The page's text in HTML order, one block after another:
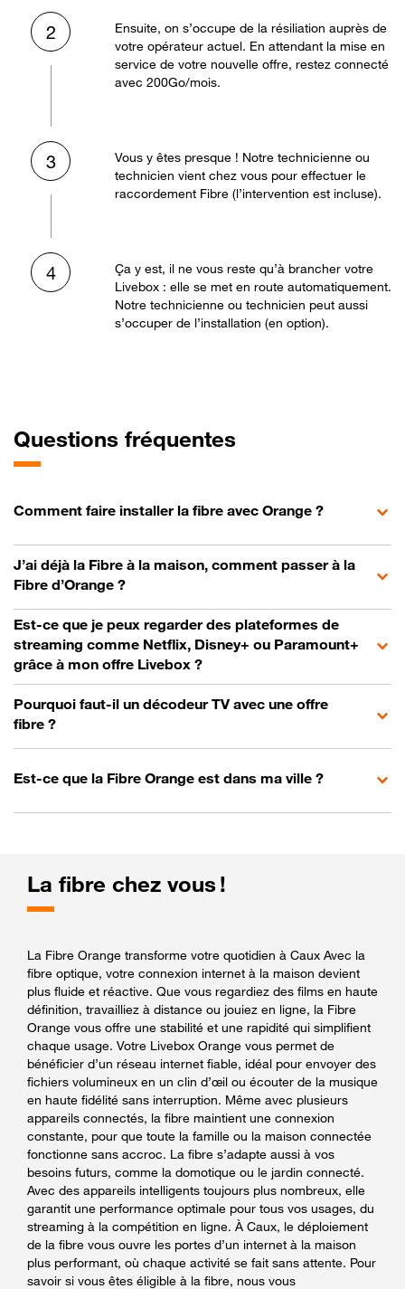
2
Ensuite, on s’occupe de la résiliation auprès de
votre opérateur actuel. En attendant la mise en
service de votre nouvelle offre, restez connecté
avec 200Go/mois.
3
Vous y êtes presque ! Notre technicienne ou
technicien vient chez vous pour effectuer le
raccordement Fibre (l’intervention est incluse).
4
Ça y est, il ne vous reste qu’à brancher votre
Livebox : elle se met en route automatiquement.
Notre technicienne ou technicien peut aussi
s’occuper de l’installation (en option).
Questions fréquentes
Comment faire installer la fibre avec Orange ?
J’ai déjà la Fibre à la maison, comment passer à la
Fibre d’Orange ?
Est-ce que je peux regarder des plateformes de
streaming comme Netflix, Disney+ ou Paramount+
grâce à mon offre Livebox ?
Pourquoi faut-il un décodeur TV avec une offre
fibre ?
Est-ce que la Fibre Orange est dans ma ville ?
La fibre chez vous !
La Fibre Orange transforme votre quotidien à Caux Avec la
fibre optique, votre connexion internet à la maison devient
plus fluide et réactive. Que vous regardiez des films en haute
définition, travailliez à distance ou jouiez en ligne, la Fibre
Orange vous offre une stabilité et une rapidité qui simplifient
chaque usage. Votre Livebox Orange vous permet de
bénéficier d’un réseau internet fiable, idéal pour envoyer des
fichiers volumineux en un clin d’œil ou écouter de la musique
en haute fidélité sans interruption. Même avec plusieurs
appareils connectés, la fibre maintient une connexion
constante, pour que toute la famille ou la maison connectée
fonctionne sans accroc. La fibre s’adapte aussi à vos
besoins futurs, comme la domotique ou le jardin connecté.
Avec des appareils intelligents toujours plus nombreux, elle
garantit une performance optimale pour tous vos usages, du
streaming à la compétition en ligne. À Caux, le déploiement
de la fibre vous ouvre les portes d’un internet à la maison
plus performant, où chaque activité se fait sans attente. Pour
savoir si vous êtes éligible à la fibre, nous vous